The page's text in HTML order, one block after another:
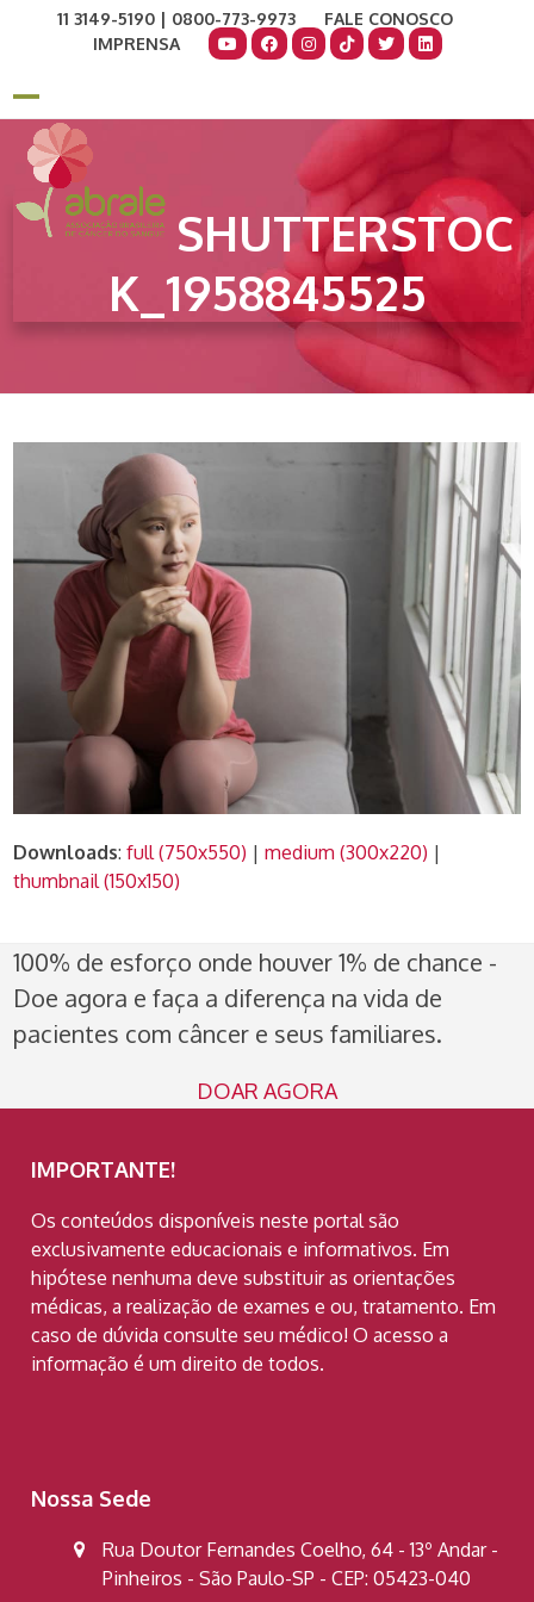
11 3149-5190 | 0800-773-9973
FALE CONOSCO
IMPRENSA
Open
mobile
menu
Close
mobile
menu
SHUTTERSTOC
K_1958845525
Downloads:full (750x550) |medium (300x220) |
thumbnail (150x150)
100% de esforço onde houver 1% de chance -
Doe agora e faça a diferença na vida de
pacientes com câncer e seus familiares.
DOAR AGORA
IMPORTANTE!
Os conteúdos disponíveis neste portal são
exclusivamente educacionais e informativos. Em
hipótese nenhuma deve substituir as orientações
médicas, a realização de exames e ou, tratamento. Em
caso de dúvida consulte seu médico! O acesso a
informação é um direito de todos.
Nossa Sede
Rua Doutor Fernandes Coelho, 64 - 13º Andar -
Pinheiros - São Paulo-SP - CEP: 05423-040